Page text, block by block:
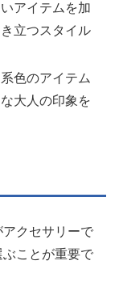
アイテムを加
立つスタイル
系色のアイテム
大人の印象を
クセサリーで
ことが重要で